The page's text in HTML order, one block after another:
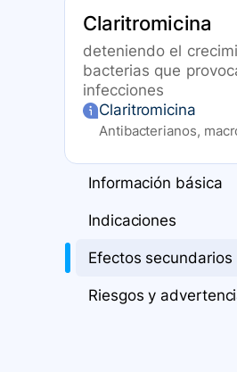
Claritromicina
deteniendo el
bacterias que
infecciones
Claritromicina
Antibacterianos,
Información básica
Indicaciones
Efectos secundarios
Riesgos y